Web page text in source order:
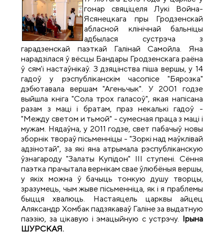
гонар свяціцеля Лукі Война-
Ясянецкага пры Гродзенскай
абласной клінічнай бальніцы
адбылася сустрэча з
гарадзенскай паэткай Галінай Самойла. Яна
нарадзілася ў вёсцы Бандары Гродзенскага раёна
ў сям'і настаўнікаў. З дзяцінства піша вершы, у 14
гадоў у рэспубліканскім часопісе "Бярозка"
дэбютавала вершам "Агеньчык". У 2001 годзе
выйшла кніга "Сола трох галасоў", якая напісана
разам з маці і братам, праз некалькі гадоў -
"Между светом и тьмой" - сумесная праца з маці і
мужам. Нядаўна, у 2011 годзе, свет пабачыў новы
зборнік твораў пісьменніцы - "Зоркі над маўклівай
адзінотай", за які яна атрымала рэспубліканскую
ўзнагароду "Залаты Купідон" III ступені. Сёння
паэтка прачытала вернікам свае ўлюбёныя вершы,
у якіх можна ў бачыць тонкую душу творцы,
зразумець, чым жыве пісьменніца, як і я праблемы
быцця хвалюць. Настаяцель царквы айцец
Аляксандр Хомбак падзякаваў Галіне за выдатную
паэзію, за цікавую і эмацыйную с устрэчу. Iрына
ШУРСКАЯ.